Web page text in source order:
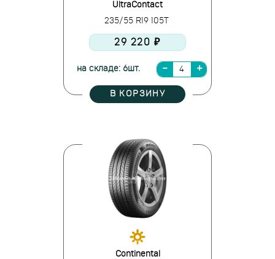
UltraContact
235/55 R19 105T
29 220 ₽
на складе: 6шт.
В КОРЗИНУ
Continental